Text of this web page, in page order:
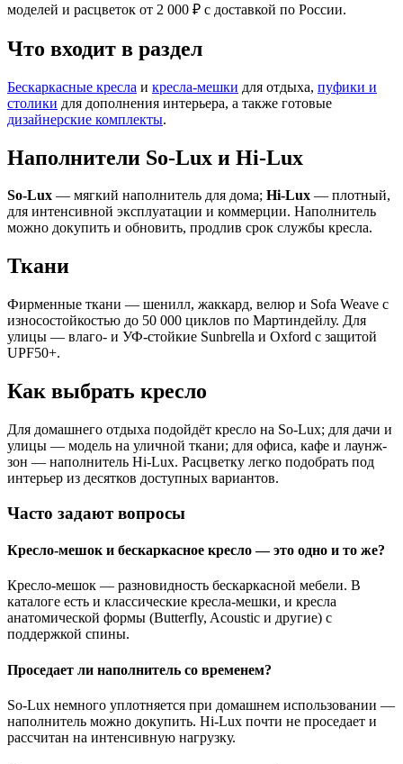
моделей и расцветок от 2 000 ₽ с доставкой по России.
Что входит в раздел
Бескаркасные кресла и кресла-мешки для отдыха, пуфики и
столики для дополнения интерьера, а также готовые
дизайнерские комплекты.
Наполнители So-Lux и Hi-Lux
So-Lux — мягкий наполнитель для дома; Hi-Lux — плотный,
для интенсивной эксплуатации и коммерции. Наполнитель
можно докупить и обновить, продлив срок службы кресла.
Ткани
Фирменные ткани — шенилл, жаккард, велюр и Sofa Weave с
износостойкостью до 50 000 циклов по Мартиндейлу. Для
улицы — влаго- и УФ-стойкие Sunbrella и Oxford с защитой
UPF50+.
Как выбрать кресло
Для домашнего отдыха подойдёт кресло на So-Lux; для дачи и
улицы — модель на уличной ткани; для офиса, кафе и лаунж-
зон — наполнитель Hi-Lux. Расцветку легко подобрать под
интерьер из десятков доступных вариантов.
Часто задают вопросы
Кресло-мешок и бескаркасное кресло — это одно и то же?
Кресло-мешок — разновидность бескаркасной мебели. В
каталоге есть и классические кресла-мешки, и кресла
анатомической формы (Butterfly, Acoustic и другие) с
поддержкой спины.
Проседает ли наполнитель со временем?
So-Lux немного уплотняется при домашнем использовании —
наполнитель можно докупить. Hi-Lux почти не проседает и
рассчитан на интенсивную нагрузку.